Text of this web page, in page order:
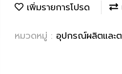
เพิ่มรายการโปรด
หมวดหมู่ : อุปกรณ์ผลิตและ